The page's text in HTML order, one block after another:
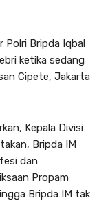
Polri Bripda Iqbal
ketika sedang
Cipete, Jakarta
Kepala Divisi
Bripda IM
dan
Propam
Bripda IM tak